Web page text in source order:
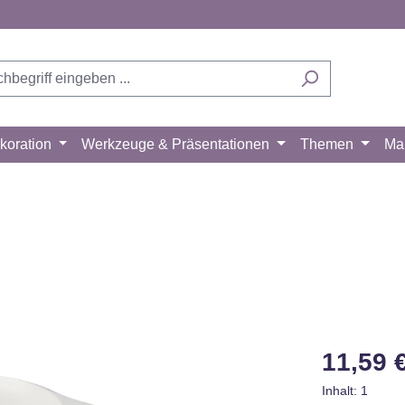
Werkzeuge & Präsentationen Themen
Regulärer
11,59
Inhalt: 1